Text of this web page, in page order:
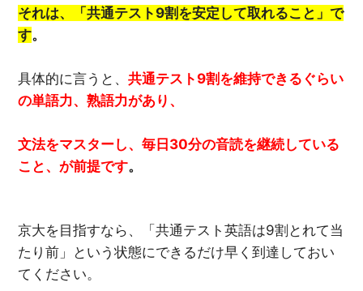
それは、「共通テスト9割を安定して取れること」で
す。
具体的に言うと、共通テスト9割を維持できるぐらい
の単語力、熟語力があり、
文法をマスターし、毎日30分の音読を継続している
こと、が前提です。
京大を目指すなら、「共通テスト英語は9割とれて当
たり前」という状態にできるだけ早く到達しておい
てください。